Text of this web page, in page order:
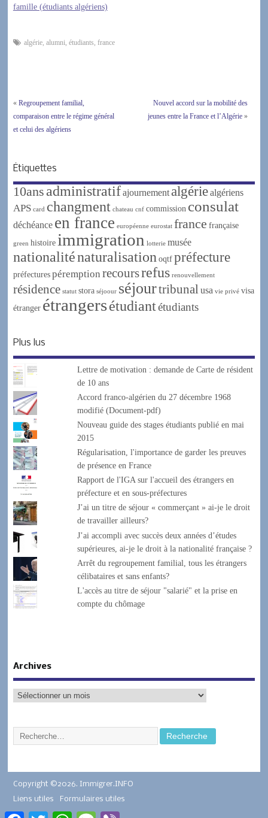
famille (étudiants algériens)
algérie, alumni étudiants france
« Regroupement familial,
comparaison entre le régime général
et celui des algériens
Nouvel accord sur la mobilité des
jeunes entre la France et l’Algérie»
Étiquettes
10ans administratifajournement algériealgériens
APS card changment chateau cnf commission consulat
déchéance en france européenne eurostat france française
green histoire immigration lotterie musée
nationaliténaturalisation oqtf préfecture
préfectures péremption recoursrefus renouvellement
résidence statut stora séjoour séjourtribunal usa vie privé visa
étranger étrangersétudiantétudiants
Plus lus
Lettre de motivation : demande de Carte de résident
de 10 ans
Accord franco-algérien du 27 décembre 1968
modifié (Document-pdf)
Nouveau guide des stages étudiants publié en mai
2015
Régularisation, l'importance de garder les preuves
de présence en France
Rapport de l'IGA sur l'accueil des étrangers en
préfecture et en sous-préfectures
J’ai un titre de séjour « commerçant » ai-je le droit
de travailler ailleurs?
J’ai accompli avec succès deux années d’études
supérieures, ai-je le droit à la nationalité française ?
Arrêt du regroupement familial, tous les étrangers
célibataires et sans enfants?
L'accès au titre de séjour "salarié" et la prise en
compte du chômage
Archives
Copyright ©2026. Immigrer.INFO
Liens utiles
Formulaires utiles
FacebookTwitter WhatsAppMessage